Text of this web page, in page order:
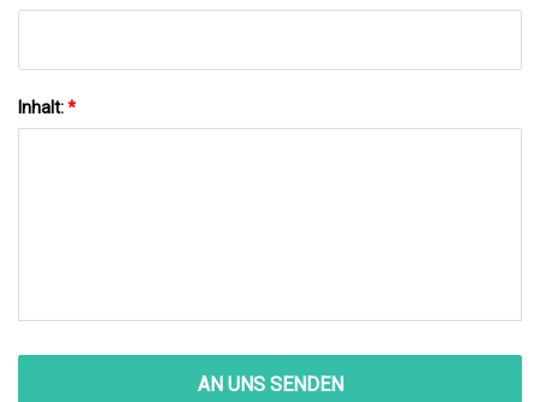
Inhalt:*
AN UNS SENDEN